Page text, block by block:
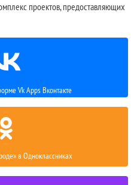
проектов, предоставляющих
Vk Apps Вконтакте
в Одноклассниках